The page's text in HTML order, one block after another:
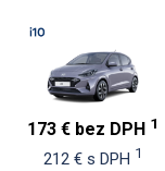
173 € bez DPH 1
212 € s DPH 1